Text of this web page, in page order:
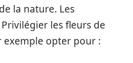
la nature. Les
les fleurs de
exemple opter pour :